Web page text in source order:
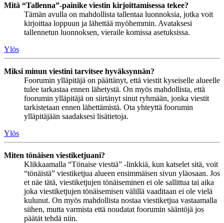
Mitä “Tallenna”-painike viestin kirjoittamisessa tekee?
Tämän avulla on mahdollista tallentaa luonnoksia, jotka voit
kirjoittaa loppuun ja lähettää myöhemmin. Avataksesi
tallennetun luonnoksen, vieraile komissa asetuksissa.
Ylös
Miksi minun viestini tarvitsee hyväksynnän?
Foorumin ylläpitäjä on päättänyt, että viestit kyseiselle alueelle
tulee tarkastaa ennen lähetystä. On myös mahdollista, että
foorumin ylläpitäjä on siirtänyt sinut ryhmään, jonka viestit
tarkistetaan ennen lähettämistä. Ota yhteyttä foorumin
ylläpitäjään saadaksesi lisätietoja.
Ylös
Miten tönäisen viestiketjuani?
Klikkaamalla “Tönaise viestiä” -linkkiä, kun katselet sitä, voit
“tönäistä” viestiketjua alueen ensimmäisen sivun yläosaan. Jos
et näe tätä, viestiketjujen tönäiseminen ei ole sallittua tai aika
joka viestiketjujen tönäisemisen välillä vaaditaan ei ole vielä
kulunut. On myös mahdollista nostaa viestiketjua vastaamalla
siihen, mutta varmista että noudatat foorumin sääntöjä jos
päätät tehdä niin.